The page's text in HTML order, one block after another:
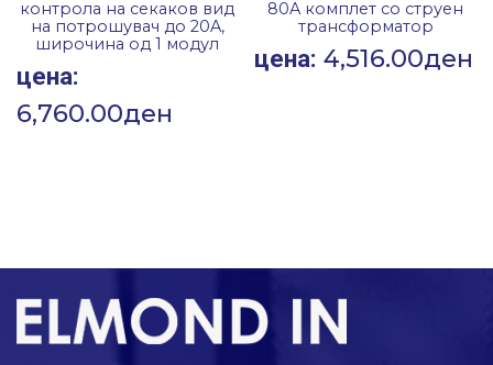
контрола на секаков вид
на потрошувач до 20A,
широчина од 1 модул
цена:
6,760.00ден
80A комплет со струен
трансформатор
цена:4,516.00ден